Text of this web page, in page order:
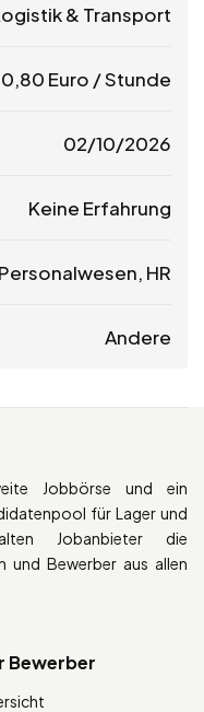
& Transport
Euro / Stunde
02/10/2026
Keine Erfahrung
Personalwesen, HR
Andere
Jobbörse und ein
für Lager und
Jobanbieter die
und Bewerber aus allen
Bewerber